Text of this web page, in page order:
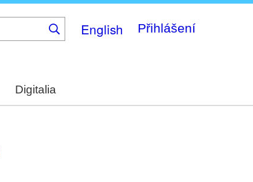
English Přihlášení
Digitalia